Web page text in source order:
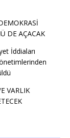
DE AÇACAK
İddiaları
VARLIK